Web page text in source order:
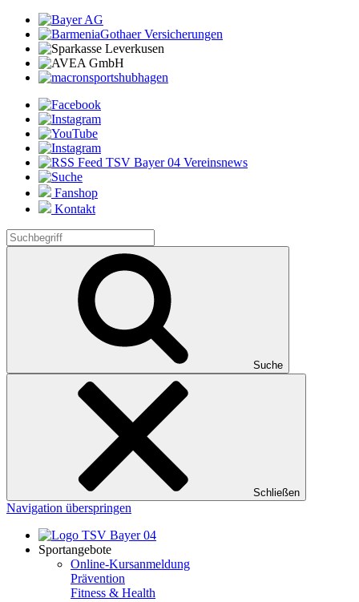
Fanshop
Kontakt
Suche
Schließen
Navigation überspringen
Sportangebote
Online-Kursanmeldung
Prävention
Fitness & Health